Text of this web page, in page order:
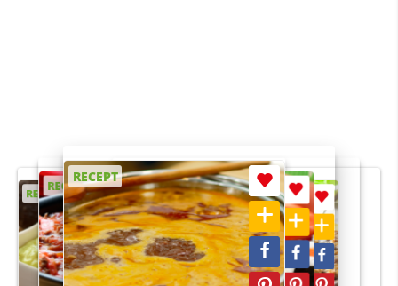
RECEPT
RECEPT
RECEPT
RECEPT
RECEPT